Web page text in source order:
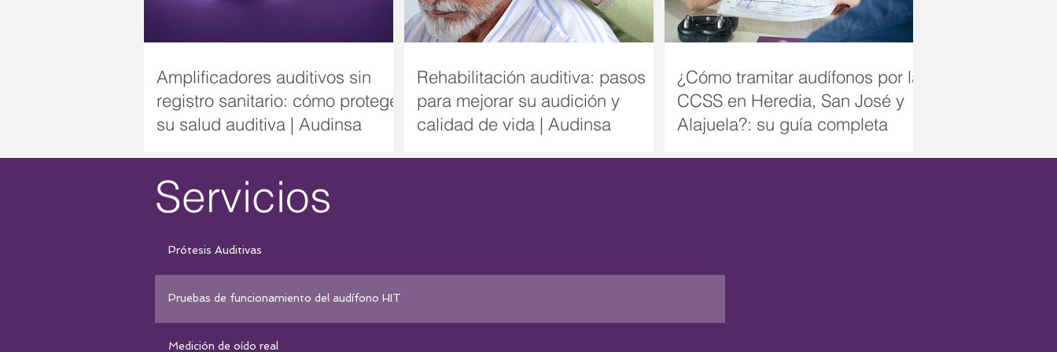
Amplificadores auditivos sin
registro sanitario: cómo proteger
su salud auditiva | Audinsa
Rehabilitación auditiva: pasos
para mejorar su audición y
calidad de vida | Audinsa
¿Cómo tramitar audífonos por la
CCSS en Heredia, San José y
Alajuela?: su guía completa
Servicios
Prótesis Auditivas
Pruebas de funcionamiento del audífono HIT
Medición de oído real